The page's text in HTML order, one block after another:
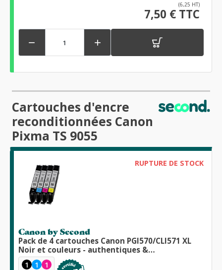
(6,25 HT)
7,50 € TTC
 
Cartouches d'encre
reconditionnées Canon
Pixma TS 9055
RUPTURE DE STOCK
Canon by Second
Pack de 4 cartouches Canon PGI570/CLI571 XL
Noir et couleurs - authentiques &
reconditionnées
1 1 1